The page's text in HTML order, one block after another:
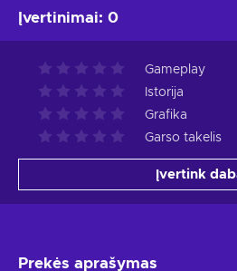
Įvertinimai: 0
Gameplay
Istorija
Grafika
Garso takelis
Įvertink
Prekės aprašymas